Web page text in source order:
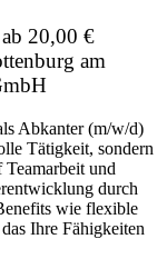
20,00 €
am
Abkanter (m/w/d)
Tätigkeit, sondern
Teamarbeit und
durch
wie flexible
Ihre Fähigkeiten